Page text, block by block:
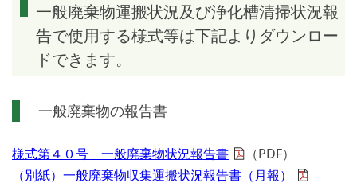
一般廃棄物運搬状況及び浄化槽清掃状況報
告で使用する様式等は下記よりダウンロー
ドできます。
一般廃棄物の報告書
様式第４０号 一般廃棄物状況報告書
（PDF）
（別紙）一般廃棄物収集運搬状況報告書（月報）